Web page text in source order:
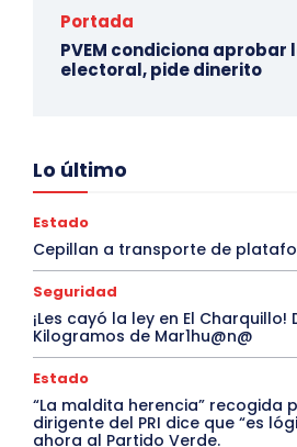
Portada
PVEM condiciona aprobar
electoral, pide dinerito
Lo último
Estado
Cepillan a transporte de
Seguridad
¡Les cayó la ley en El Charquillo!
Kilogramos de Mar1hu@n@
Estado
“La maldita herencia” recogida
dirigente del PRI dice que “es
ahora al Partido Verde.